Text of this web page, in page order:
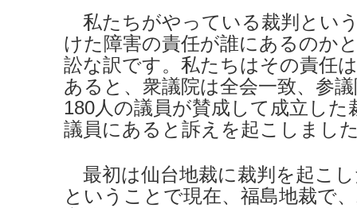
私たちがやっている裁判とい
けた障害の責任が誰にあるのか
訟な訳です。私たちはその責任
あると、衆議院は全会一致、参
180人の議員が賛成して成立した
議員にあると訴えを起こしまし
最初は仙台地裁に裁判を起こ
ということで現在、福島地裁で